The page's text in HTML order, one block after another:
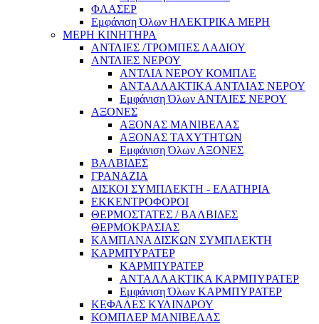
ΦΛΑΣΕΡ
Εμφάνιση Όλων ΗΛΕΚΤΡΙΚΑ ΜΕΡΗ
ΜΕΡΗ ΚΙΝΗΤΗΡΑ
ΑΝΤΛΙΕΣ /ΤΡΟΜΠΕΣ ΛΑΔΙΟΥ
ΑΝΤΛΙΕΣ ΝΕΡΟΥ
ΑΝΤΛΙΑ ΝΕΡΟΥ ΚΟΜΠΛΕ
ΑΝΤΑΛΛΑΚΤΙΚΑ ΑΝΤΛΙΑΣ ΝΕΡΟΥ
Εμφάνιση Όλων ΑΝΤΛΙΕΣ ΝΕΡΟΥ
ΑΞΟΝΕΣ
ΑΞΟΝΑΣ ΜΑΝΙΒΕΛΑΣ
ΑΞΟΝΑΣ ΤΑΧΥΤΗΤΩΝ
Εμφάνιση Όλων ΑΞΟΝΕΣ
ΒΑΛΒΙΔΕΣ
ΓΡΑΝΑΖΙΑ
ΔΙΣΚΟΙ ΣΥΜΠΛΕΚΤΗ - ΕΛΑΤΗΡΙΑ
ΕΚΚΕΝΤΡΟΦΟΡΟΙ
ΘΕΡΜΟΣΤΑΤΕΣ / ΒΑΛΒΙΔΕΣ
ΘΕΡΜΟΚΡΑΣΙΑΣ
ΚΑΜΠΑΝΑ ΔΙΣΚΩΝ ΣΥΜΠΛΕΚΤΗ
ΚΑΡΜΠΥΡΑΤΕΡ
ΚΑΡΜΠΥΡΑΤΕΡ
ΑΝΤΑΛΛΑΚΤΙΚΑ ΚΑΡΜΠΥΡΑΤΕΡ
Εμφάνιση Όλων ΚΑΡΜΠΥΡΑΤΕΡ
ΚΕΦΑΛΕΣ ΚΥΛΙΝΔΡΟΥ
ΚΟΜΠΛΕΡ ΜΑΝΙΒΕΛΑΣ